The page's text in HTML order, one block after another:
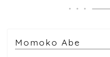
Momoko Abe